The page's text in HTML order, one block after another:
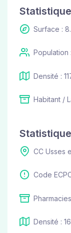
Surface :
Population
Densité :
Habitant /
CC Usses
Code
Densité :